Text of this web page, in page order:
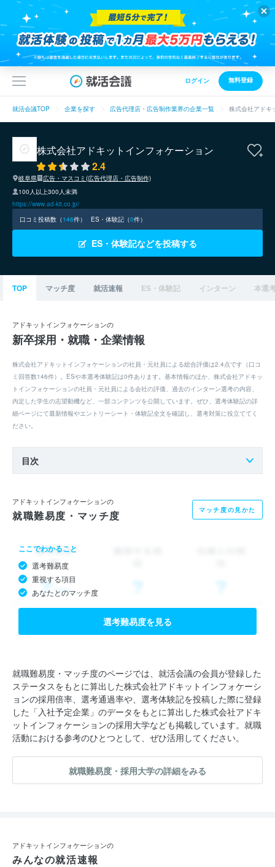
ログイン 無料登録
就活会議TOP 企業を探す 広告代理店・広告制作業界の企業一覧 株式会社アドキ
株式会社アドキットインフォケーション
2.4
岐阜県
広告・マスコミ(広告代理店・広告制作)
100人以上300人未満
https://www.ad-kit.co.jp/
口コミ投稿数（146件） ES・体験記（0件）
ES・体験記などを投稿する
TOP マッチ度 就活速報 ES・体験記 インターン 本選
アドキットインフォケーションの
新卒採用・就職・企業情報
株式会社アドキットインフォケーションの社員・元社員による総合評価は2.4点です（口コ
ミ回答数146件）。ESや本選考体験記は0件あります。基本情報のほか、株式会社アドキッ
トインフォケーションの社員・元社員による会社の評価、過去のインターン選考の内容、
内定した学生の志望動機など、一部コンテンツを公開しています。ぜひ、選考体験記の詳
細ページにて最新情報やエントリーシート・体験記全文を確認し、選考対策に役立ててく
ださい。
目次
アドキットインフォケーションの
就職難易度・マッチ度 マッチ度の見かた
ここでわかること
選考難易度
重視する項目
あなたとのマッチ度
選考難易度を見る
就職難易度・マッチ度のページでは、就活会議の会員が登録した
ステータスをもとに算出した株式会社アドキットインフォケーシ
ョンの採用倍率、選考通過率や、選考体験記を投稿した際に登録
した「入社予定企業」のデータをもとに算出した株式会社アドキ
ットインフォケーションの採用大学なども掲載しています。就職
活動における参考のひとつとして、ぜひ活用してください。
就職難易度・採用大学の詳細をみる
アドキットインフォケーションの
みんなの就活速報